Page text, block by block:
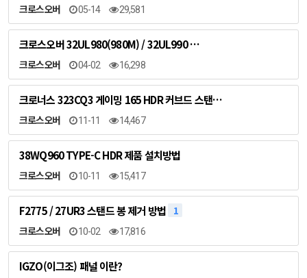
크로스오버 05-14 29,581
크로스오버 32UL980(980M) / 32UL990 …
크로스오버 04-02 16,298
크로너스 323CQ3 게이밍 165 HDR 커브드 스탠…
크로스오버 11-11 14,467
38WQ960 TYPE-C HDR 제품 설치방법
크로스오버 10-11 15,417
F2775 / 27UR3 스탠드 봉 제거 방법 1
크로스오버 10-02 17,816
IGZO(이그조) 패널 이란?